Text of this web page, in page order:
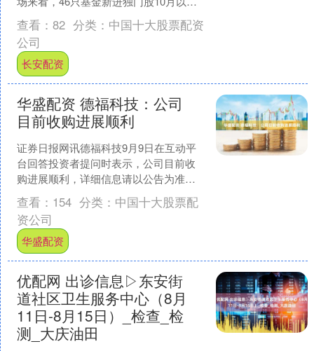
股价涨幅超过20%。从行业来看，表现较
好的基金....
查看： 82 分类： 中国十大股票配资
公司
长安配资
华盛配资 德福科技：公司
目前收购进展顺利
证券日报网讯德福科技9月9日在互动平
台回答投资者提问时表示，公司目前收
购进展顺利，详细信息请以公告为准。
海量资讯、精准解读，尽在新浪财经
APP....
查看： 154 分类： 中国十大股票配
资公司
华盛配资
优配网 出诊信息▷东安街
道社区卫生服务中心（8月
11日-8月15日）_检查_检
测_大庆油田